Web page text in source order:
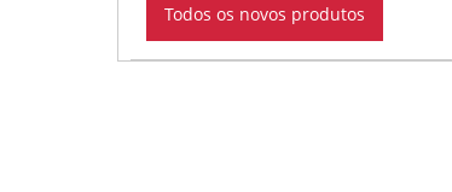
Todos os novos produtos